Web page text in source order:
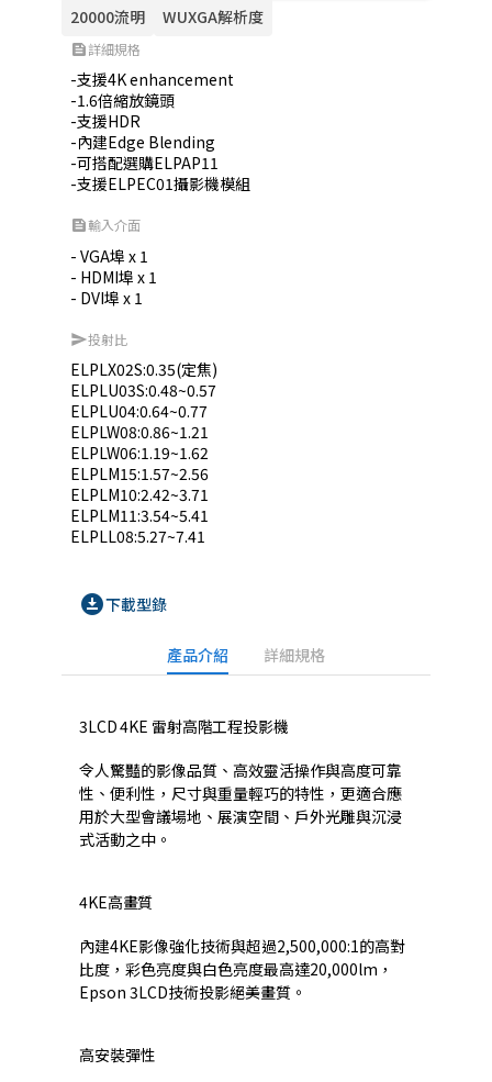
20000流明 WUXGA解析度
feed詳細規格
-支援4K enhancement
-1.6倍縮放鏡頭
-支援HDR
-內建Edge Blending
-可搭配選購ELPAP11
-支援ELPEC01攝影機模組
feed輸入介面
- VGA埠 x 1
- HDMI埠 x 1
- DVI埠 x 1
send投射比
ELPLX02S:0.35(定焦)
ELPLU03S:0.48~0.57
ELPLU04:0.64~0.77
ELPLW08:0.86~1.21
ELPLW06:1.19~1.62
ELPLM15:1.57~2.56
ELPLM10:2.42~3.71
ELPLM11:3.54~5.41
ELPLL08:5.27~7.41
download_for_offline下載型錄
產品介紹 詳細規格
3LCD 4KE 雷射高階工程投影機
令人驚豔的影像品質、高效靈活操作與高度可靠
性、便利性，尺寸與重量輕巧的特性，更適合應
用於大型會議場地、展演空間、戶外光雕與沉浸
式活動之中。
4KE高畫質
內建4KE影像強化技術與超過2,500,000:1的高對
比度，彩色亮度與白色亮度最高達20,000lm，
Epson 3LCD技術投影絕美畫質。
高安裝彈性